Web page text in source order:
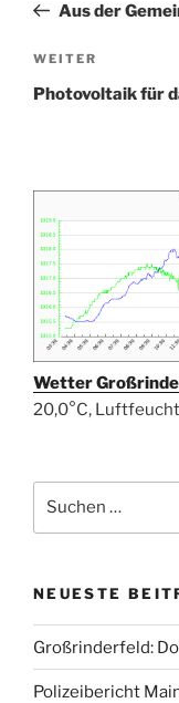
Beitrag
Aus der
Nächster
Beitrag
WEITER
Photovoltaik für
Wetter
20,0°C,
nach:
NEUESTE
Großrinderfeld:
Polizeibericht